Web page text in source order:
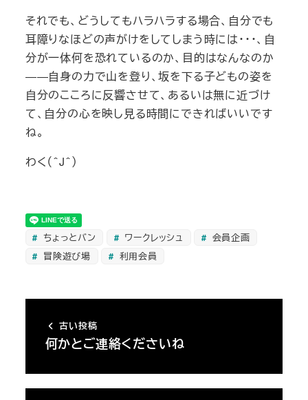
それでも、どうしてもハラハラする場合、自分でも
耳障りなほどの声がけをしてしまう時には・・・、自
分が一体何を恐れているのか、目的はなんなのか
――自身の力で山を登り、坂を下る子どもの姿を
自分のこころに反響させて、あるいは無に近づけ
て、自分の心を映し見る時間にできればいいです
ね。
わく（＾J＾）
ちょっとバン ワークレッシュ
会員企画
冒険遊び場
利用会員
古い投稿
何かとご連絡くださいね